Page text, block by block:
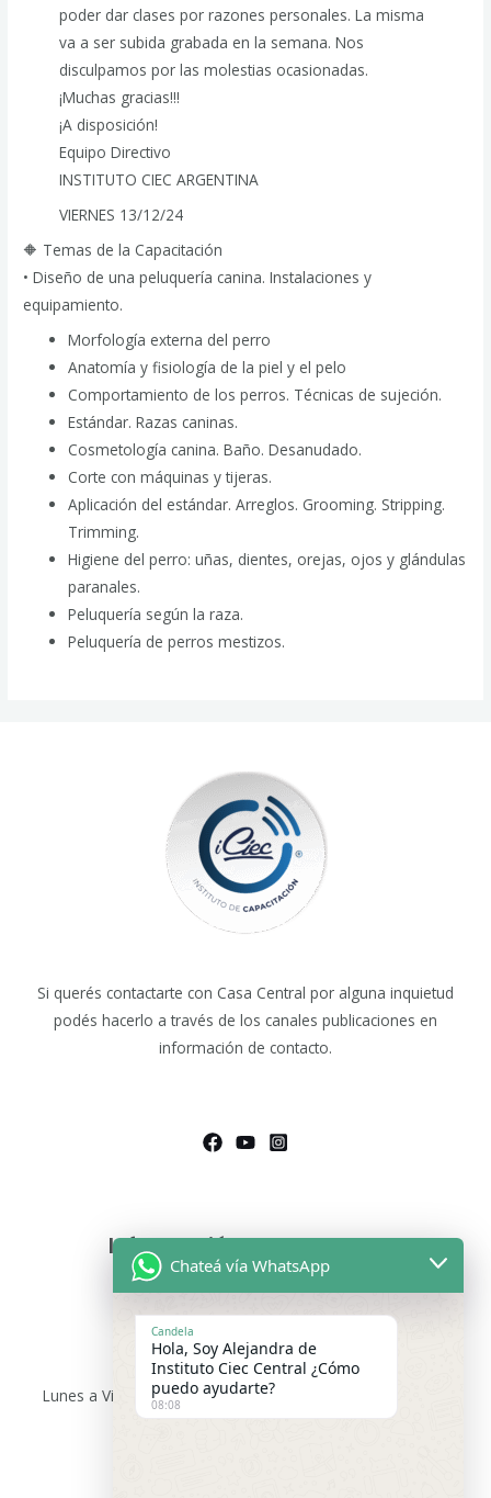
poder dar clases por razones personales. La misma
va a ser subida grabada en la semana. Nos
disculpamos por las molestias ocasionadas.
¡Muchas gracias!!!
¡A disposición!
Equipo Directivo
INSTITUTO CIEC ARGENTINA
VIERNES 13/12/24
🔶 Temas de la Capacitación
• Diseño de una peluquería canina. Instalaciones y
equipamiento.
Morfología externa del perro
Anatomía y fisiología de la piel y el pelo
Comportamiento de los perros. Técnicas de sujeción.
Estándar. Razas caninas.
Cosmetología canina. Baño. Desanudado.
Corte con máquinas y tijeras.
Aplicación del estándar. Arreglos. Grooming. Stripping.
Trimming.
Higiene del perro: uñas, dientes, orejas, ojos y glándulas
paranales.
Peluquería según la raza.
Peluquería de perros mestizos.
Si querés contactarte con Casa Central por alguna inquietud
podés hacerlo a través de los canales publicaciones en
información de contacto.
Información de Contacto
Asesoras Educativas
Lunes a sábados de 9.00 a 13:00 hs
WhatsApp:+54 9 11 2475-9699
Lunes a Viernes 15:00 a 21:00 hs –
91-9167
Chateá vía WhatsApp
Candela
Hola, Soy Alejandra de
Instituto Ciec Central ¿Cómo
puedo ayudarte?
08:08